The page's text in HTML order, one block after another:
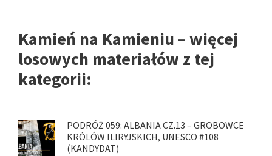
Kamień na Kamieniu – więcej
losowych materiałów z tej
kategorii:
PODRÓŻ 059: ALBANIA CZ.13 – GROBOWCE
KRÓLÓW ILIRYJSKICH, UNESCO #108
(KANDYDAT)